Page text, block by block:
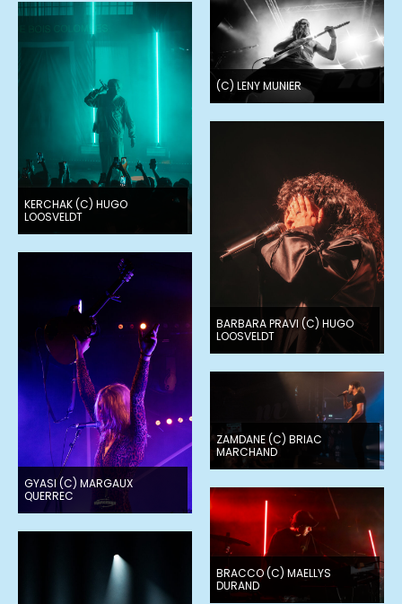
(C) LENY MUNIER
KERCHAK (C) HUGO
LOOSVELDT
BARBARA PRAVI (C) HUGO
LOOSVELDT
GYASI (C) MARGAUX
QUERREC
ZAMDANE (C) BRIAC
MARCHAND
BRACCO (C) MAELLYS
DURAND